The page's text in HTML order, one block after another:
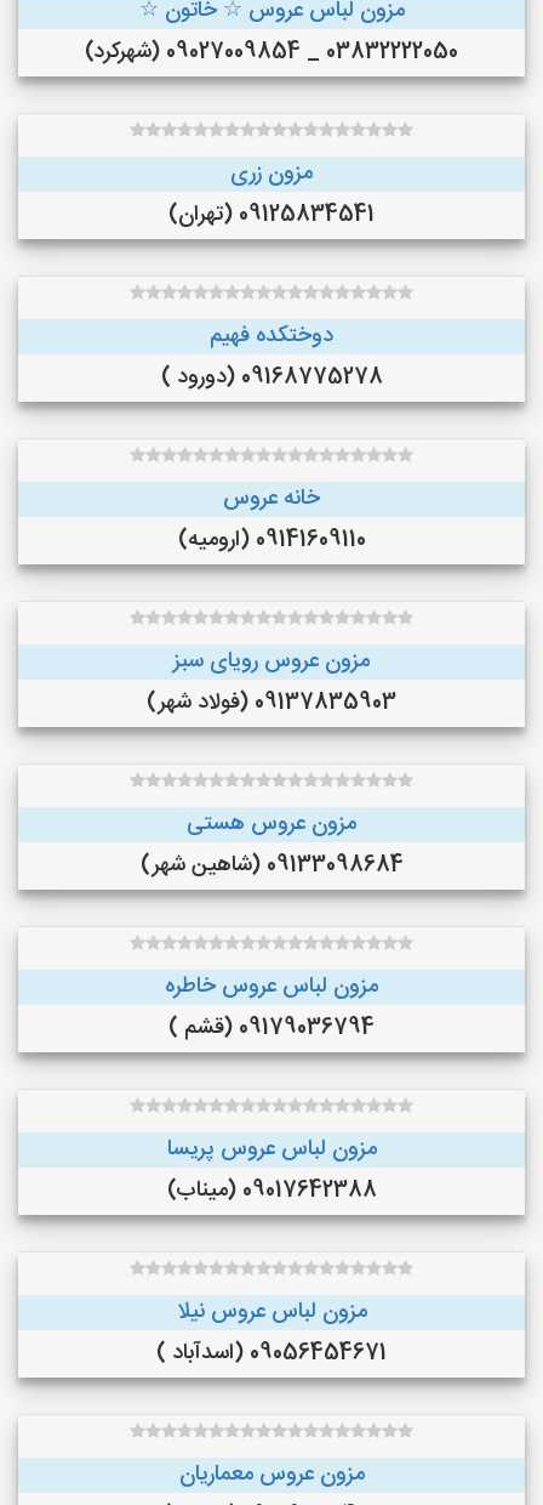
مزون لباس عروس ☆ خاتون ☆
03832222050 _ 09027009854 (شهرکرد)
مزون زری
09125834541 (تهران)
دوختکده فهیم
09168775278 (دورود )
خانه عروس
09141609110 (ارومیه)
مزون عروس رویای سبز
09137835903 (فولاد شهر)
مزون عروس هستی
09133098684 (شاهین شهر)
مزون لباس عروس خاطره
09179036794 (قشم )
مزون لباس عروس پریسا
09017642388 (میناب)
مزون لباس عروس نیلا
09056454671 (اسدآباد )
مزون عروس معماریان